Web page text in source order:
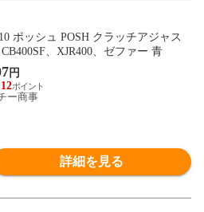
ポッシュ POSH クラッチアジャス
、XJR400、ゼファー 青
円
12
ー商事
詳細を見る